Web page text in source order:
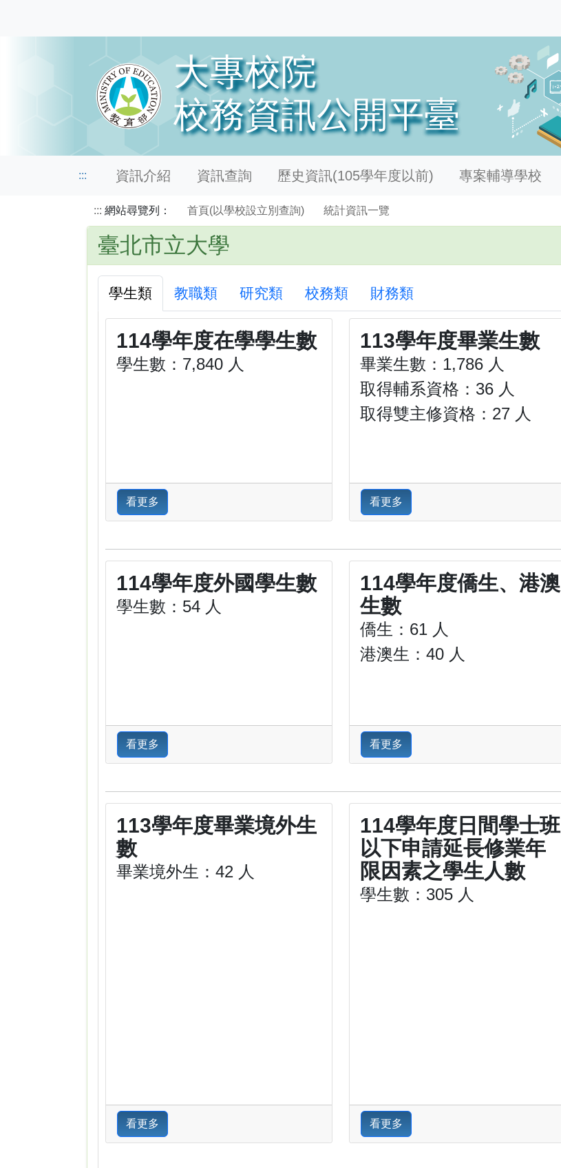
::: 資訊介紹 資訊查詢 歷史資訊(105學年度以前) 專案輔導學校
::: 網站尋覽列： 首頁(以學校設立別查詢) 統計資訊一覽
臺北市立大學
學生類 教職類 研究類 校務類 財務類
114學年度在學學生數
學生數：7,840 人
看更多
113學年度畢業生數
畢業生數：1,786 人
取得輔系資格：36 人
取得雙主修資格：27 人
看更多
114學年度外國學生數
學生數：54 人
看更多
114學年度僑生、港澳
生數
僑生：61 人
港澳生：40 人
看更多
113學年度畢業境外生
數
畢業境外生：42 人
看更多
114學年度日間學士班
以下申請延長修業年
限因素之學生人數
學生數：305 人
看更多